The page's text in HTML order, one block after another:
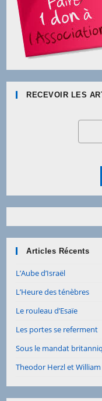
RECEVOIR LES
Articles Récents
L’Aube d’Israël
L’Heure des ténèbres
Le rouleau d’Esaïe
Les portes se referment
Sous le mandat
Theodor Herzl et